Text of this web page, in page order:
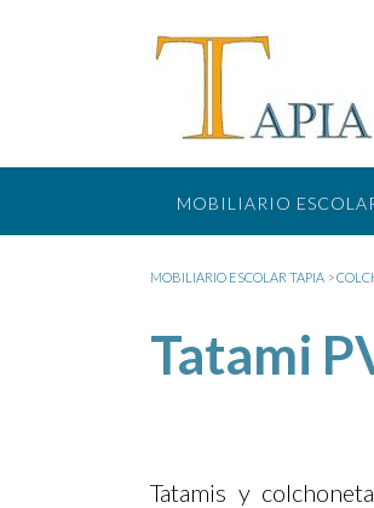
MOBILIARIO
MOBILIARIO ESCOLAR TAPIA >
Tatami
Tatamis y